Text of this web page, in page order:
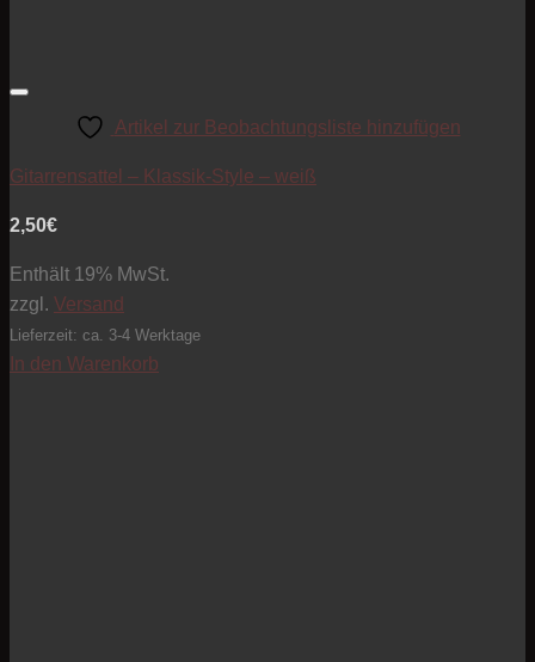
Artikel zur Beobachtungsliste hinzufügen
Gitarrensattel – Klassik-Style – weiß
2,50€
Enthält 19% MwSt.
zzgl. Versand
Lieferzeit: ca. 3-4 Werktage
In den Warenkorb